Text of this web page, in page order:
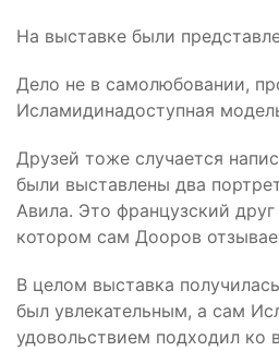
На выставке были
Дело не в самолюбовании,
Исламидинадоступная
Друзей тоже случается
были выставлены два
Авила. Это французский
котором сам Дооров
В целом выставка
был увлекательным, а сам
удовольствием подходил ко